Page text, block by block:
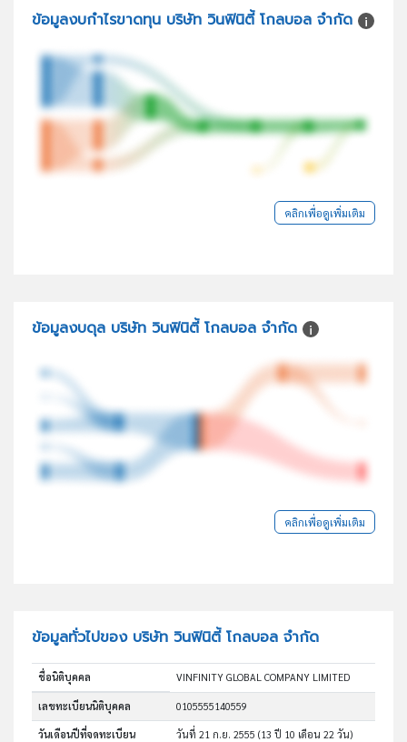
ข้อมูลงบกำไรขาดทุน บริษัท วินฟินิตี้ โกลบอล จำกัด
คลิกเพื่อดูเพิ่มเติม
ข้อมูลงบดุล บริษัท วินฟินิตี้ โกลบอล จำกัด
คลิกเพื่อดูเพิ่มเติม
ข้อมูลทั่วไปของ บริษัท วินฟินิตี้ โกลบอล จำกัด
ชื่อนิติบุคคล VINFINITY GLOBAL COMPANY LIMITED
เลขทะเบียนนิติบุคคล 0105555140559
วันเดือนปีที่จดทะเบียน วันที่ 21 ก.ย. 2555(13 ปี 10 เดือน 22 วัน)